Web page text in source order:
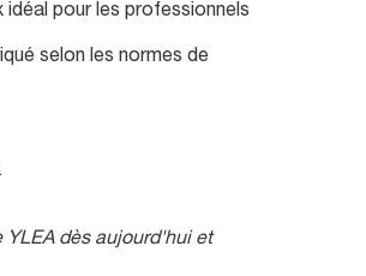
pour les professionnels
selon les normes de
dès aujourd'hui et